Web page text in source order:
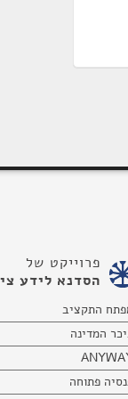
פרוייקט של
הסדנא לידע
התקציב
המדינה
פתוחה